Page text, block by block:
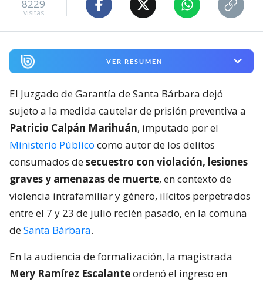
8229
visitas
VER RESUMEN
El Juzgado de Garantía de Santa Bárbara dejó
sujeto a la medida cautelar de prisión preventiva a
Patricio Calpán Marihuán, imputado por el
Ministerio Público como autor de los delitos
consumados desecuestro con violación, lesiones
graves y amenazas de muerte, en contexto de
violencia intrafamiliar y género, ilícitos perpetrados
entre el 7 y 23 de julio recién pasado, en la comuna
deSanta Bárbara.
En la audiencia de formalización, la magistrada
Mery Ramírez Escalanteordenó el ingreso en